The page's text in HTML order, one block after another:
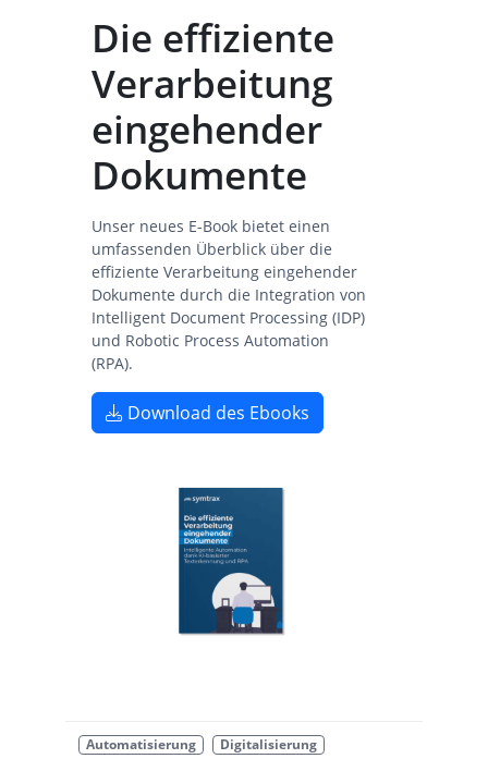
Die effiziente
Verarbeitung
eingehender
Dokumente
Unser neues E-Book bietet einen
umfassenden Überblick über die
effiziente Verarbeitung eingehender
Dokumente durch die Integration von
Intelligent Document Processing (IDP)
und Robotic Process Automation
(RPA).
Download des Ebooks
Automatisierung Digitalisierung